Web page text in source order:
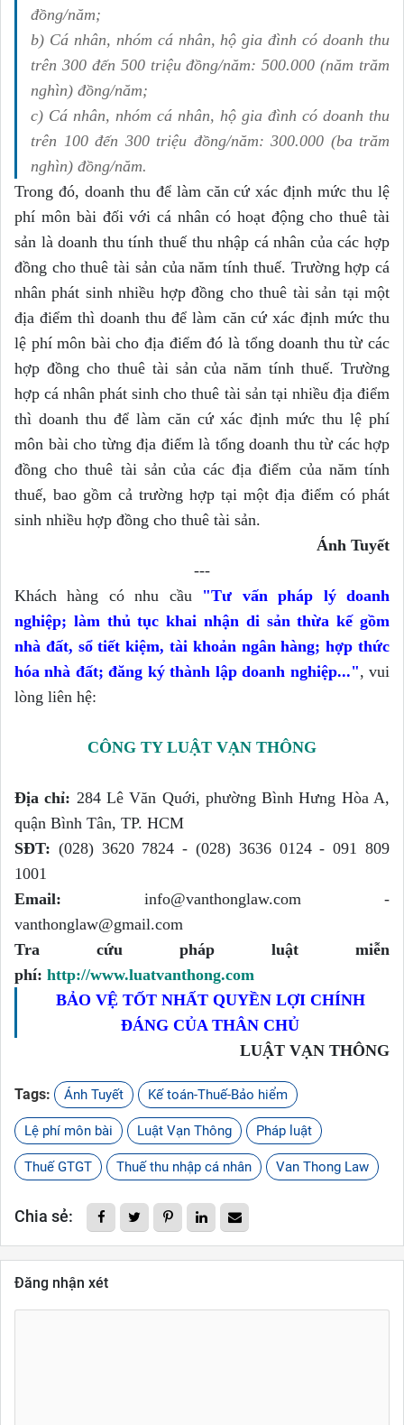
đồng/năm;
b) Cá nhân, nhóm cá nhân, hộ gia đình có doanh thu
trên 300 đến 500 triệu đồng/năm: 500.000 (năm trăm
nghìn) đồng/năm;
c) Cá nhân, nhóm cá nhân, hộ gia đình có doanh thu
trên 100 đến 300 triệu đồng/năm: 300.000 (ba trăm
nghìn) đồng/năm.
Trong đó, doanh thu để làm căn cứ xác định mức thu lệ
phí môn bài đối với cá nhân có hoạt động cho thuê tài
sản là doanh thu tính thuế thu nhập cá nhân của các hợp
đồng cho thuê tài sản của năm tính thuế. Trường hợp cá
nhân phát sinh nhiều hợp đồng cho thuê tài sản tại một
địa điểm thì doanh thu để làm căn cứ xác định mức thu
lệ phí môn bài cho địa điểm đó là tổng doanh thu từ các
hợp đồng cho thuê tài sản của năm tính thuế. Trường
hợp cá nhân phát sinh cho thuê tài sản tại nhiều địa điểm
thì doanh thu để làm căn cứ xác định mức thu lệ phí
môn bài cho từng địa điểm là tổng doanh thu từ các hợp
đồng cho thuê tài sản của các địa điểm của năm tính
thuế, bao gồm cả trường hợp tại một địa điểm có phát
sinh nhiều hợp đồng cho thuê tài sản.
Ánh Tuyết
---
Khách hàng có nhu cầu "Tư vấn pháp lý doanh
nghiệp; làm thủ tục khai nhận di sản thừa kế gồm
nhà đất, sổ tiết kiệm, tài khoản ngân hàng; hợp thức
hóa nhà đất; đăng ký thành lập doanh nghiệp...", vui
lòng liên hệ:
CÔNG TY LUẬT VẠN THÔNG
Địa chỉ: 284 Lê Văn Quới, phường Bình Hưng Hòa A,
quận Bình Tân, TP. HCM
SĐT: (028) 3620 7824 - (028) 3636 0124 - 091 809
1001
Email: info@vanthonglaw.com -
vanthonglaw@gmail.com
Tra cứu pháp luật miễn
phí: http://www.luatvanthong.com
BẢO VỆ TỐT NHẤT QUYỀN LỢI CHÍNH
ĐÁNG CỦA THÂN CHỦ
LUẬT VẠN THÔNG
Tags: Ánh Tuyết Kế toán-Thuế-Bảo hiểm
Lệ phí môn bài Luật Vạn Thông Pháp luật
Thuế GTGT Thuế thu nhập cá nhân Van Thong Law
Chia sẻ:
Đăng nhận xét